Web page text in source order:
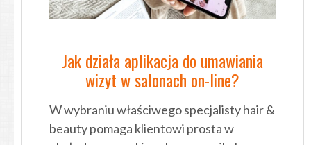
Jak działa aplikacja do umawiania
wizyt w salonach on-line?
W wybraniu właściwego specjalisty hair &
beauty pomaga klientowi prosta w